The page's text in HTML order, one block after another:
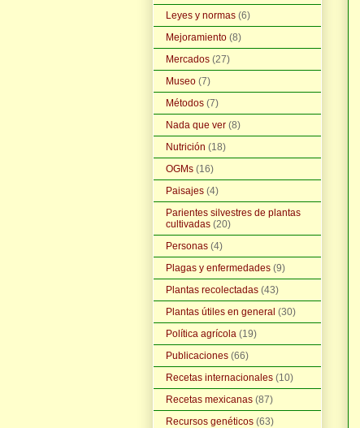
Leyes y normas (6)
Mejoramiento (8)
Mercados (27)
Museo (7)
Métodos (7)
Nada que ver (8)
Nutrición (18)
OGMs (16)
Paisajes (4)
Parientes silvestres de plantas
cultivadas (20)
Personas (4)
Plagas y enfermedades (9)
Plantas recolectadas (43)
Plantas útiles en general (30)
Política agrícola (19)
Publicaciones (66)
Recetas internacionales (10)
Recetas mexicanas (87)
Recursos genéticos (63)